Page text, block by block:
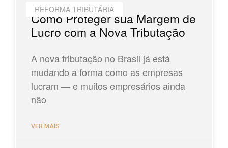
REFORMA TRIBUTÁRIA
Como Proteger sua Margem de
Lucro com a Nova Tributação
A nova tributação no Brasil já está
mudando a forma como as empresas
lucram — e muitos empresários ainda
não
VER MAIS